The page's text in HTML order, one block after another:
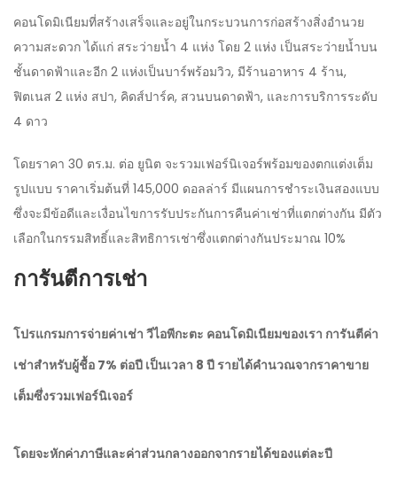
คอนโดมิเนียมที่สร้างเสร็จและอยู่ในกระบวนการก่อสร้างสิ่งอำนวย
ความสะดวก ได้แก่ สระว่ายน้ำ 4 แห่ง โดย 2 แห่ง เป็นสระว่ายน้ำบน
ชั้นดาดฟ้าและอีก 2 แห่งเป็นบาร์พร้อมวิว, มีร้านอาหาร 4 ร้าน,
ฟิตเนส 2 แห่ง สปา, คิดส์ปาร์ค, สวนบนดาดฟ้า, และการบริการระดับ
4 ดาว
โดยราคา 30 ตร.ม. ต่อ ยูนิต จะรวมเฟอร์นิเจอร์พร้อมของตกแต่งเต็ม
รูปแบบ ราคาเริ่มต้นที่ 145,000 ดอลล่าร์ มีแผนการชำระเงินสองแบบ
ซึ่งจะมีข้อดีและเงื่อนไขการรับประกันการคืนค่าเช่าที่แตกต่างกัน มีตัว
เลือกในกรรมสิทธิ์และสิทธิการเช่าซึ่งแตกต่างกันประมาณ 10%
การันตีการเช่า
โปรแกรมการจ่ายค่าเช่า วีไอพีกะตะ คอนโดมิเนียมของเรา การันตีค่า
เช่าสำหรับผู้ชื้อ 7% ต่อปี เป็นเวลา 8 ปี รายได้คำนวณจากราคาขาย
เต็มซึ่งรวมเฟอร์นิเจอร์
โดยจะหักค่าภาษีและค่าส่วนกลางออกจากรายได้ของแต่ละปี